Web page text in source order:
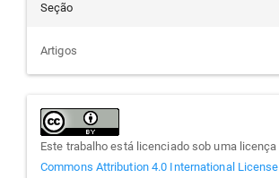
Seção
Artigos
Este trabalho está licenciado sob uma licença
Commons Attribution 4.0 International License